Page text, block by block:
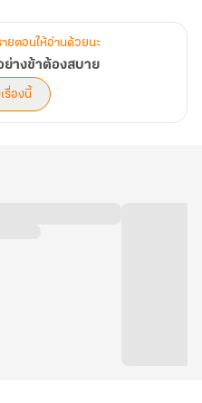
ยตอนให้อ่านด้วยนะ
ย่างข้าต้องสบาย
รื่องนี้